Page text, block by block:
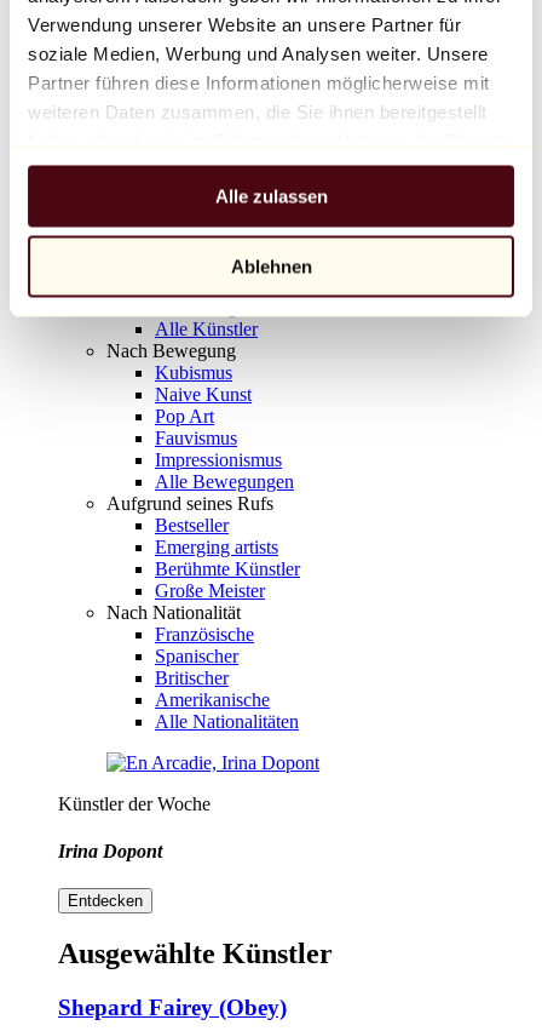
Verwendung unserer Website an unsere Partner für
soziale Medien, Werbung und Analysen weiter. Unsere
Partner führen diese Informationen möglicherweise mit
weiteren Daten zusammen, die Sie ihnen bereitgestellt
gesammelt haben.
Alle zulassen
Ablehnen
Balloon Dog (Orange)
Jeff Koons
10.000 €
Entdecken
Alle Bildhauer
Alle Fotografen
Alle Künstler
Nach Bewegung
Kubismus
Naive Kunst
Pop Art
Fauvismus
Impressionismus
Alle Bewegungen
Aufgrund seines Rufs
Bestseller
Emerging artists
Berühmte Künstler
Große Meister
Nach Nationalität
Französische
Spanischer
Britischer
Amerikanische
Alle Nationalitäten
Künstler der Woche
Irina Dopont
Entdecken
Ausgewählte Künstler
Shepard Fairey (Obey)